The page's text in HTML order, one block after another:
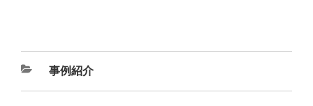
カ
テ
事例紹介